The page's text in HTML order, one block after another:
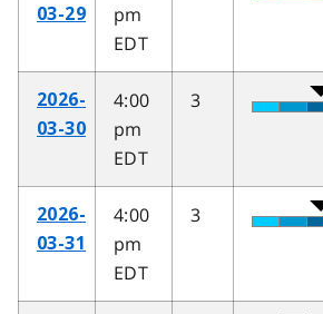
03-29
pm
EDT
2026-
03-30
4:00
pm
EDT
3
2026-
03-31
4:00
pm
EDT
3